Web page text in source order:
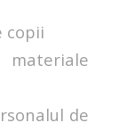
copii
de